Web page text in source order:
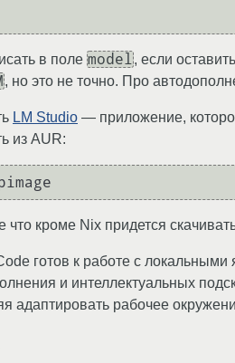
в поле model, если
, но это не точно. Про
LM Studio — приложение,
из AUR:
что кроме Nix придется
готов к работе с
и интеллектуальных
адаптировать рабочее